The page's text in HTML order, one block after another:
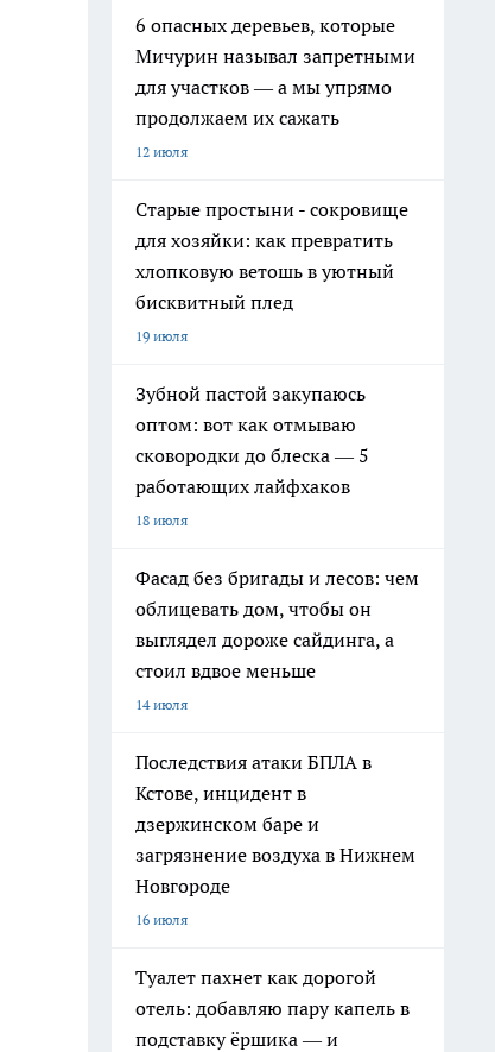
6 опасных деревьев, которые
Мичурин называл запретными
для участков — а мы упрямо
продолжаем их сажать
12 июля
Старые простыни - сокровище
для хозяйки: как превратить
хлопковую ветошь в уютный
бисквитный плед
19 июля
Зубной пастой закупаюсь
оптом: вот как отмываю
сковородки до блеска — 5
работающих лайфхаков
18 июля
Фасад без бригады и лесов: чем
облицевать дом, чтобы он
выглядел дороже сайдинга, а
стоил вдвое меньше
14 июля
Последствия атаки БПЛА в
Кстове, инцидент в
дзержинском баре и
загрязнение воздуха в Нижнем
Новгороде
16 июля
Туалет пахнет как дорогой
отель: добавляю пару капель в
подставку ёршика — и